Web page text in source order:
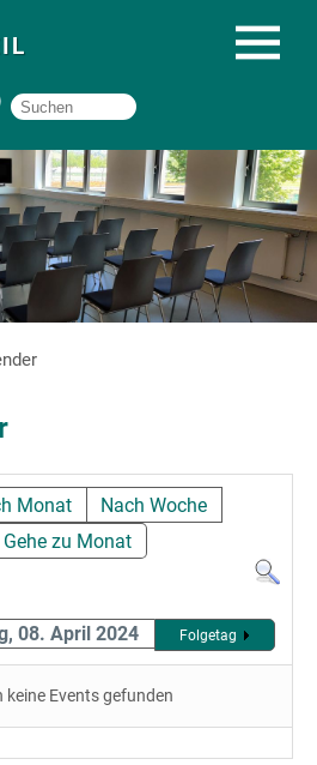
Monat
Nach Woche
Gehe zu Monat
08. April 2024 Folgetag
keine Events gefunden